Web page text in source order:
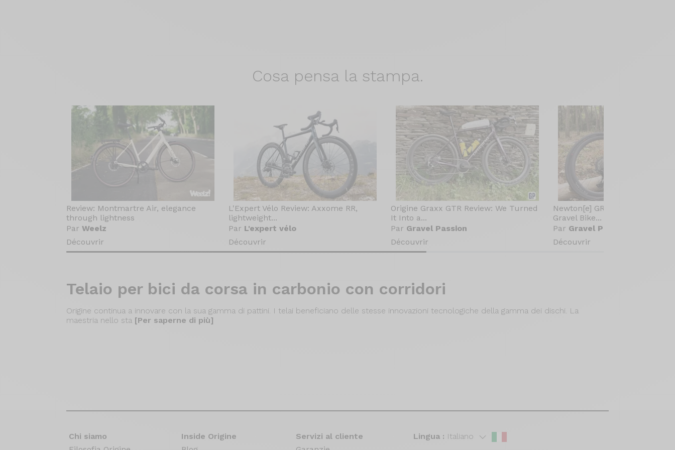
Cosa pensala stampa.
Review: Montmartre Air, elegance
through lightness
Par Weelz
Découvrir
L'Expert Vélo Review: Axxome RR,
lightweight...
Par L'expert vélo
Découvrir
Origine Graxx GTR Review: We Turned
It Into a...
Par Gravel Passion
Découvrir
Newton[e] GR Review: The
Gravel Bike...
Par Gravel Passion
Découvrir
Telaio per bici da corsa in carbonio con corridori
Origine continua a innovare con la sua gamma di pattini. I telai beneficiano delle stesse innovazioni tecnologiche della gamma dei dischi. La
maestria nello sta [Per saperne di più]
Chi siamo
Inside Origine
Servizi al cliente
Lingua : Italiano